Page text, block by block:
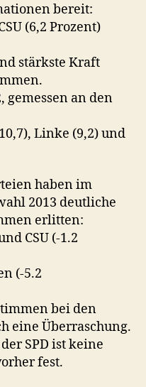
bereit:
(6,2 Prozent)
stärkste Kraft
gemessen an den
Linke (9,2) und
haben im
2013 deutliche
erlitten:
CSU (-1.2
(-5.2
bei den
eine Überraschung.
SPD ist keine
fest.